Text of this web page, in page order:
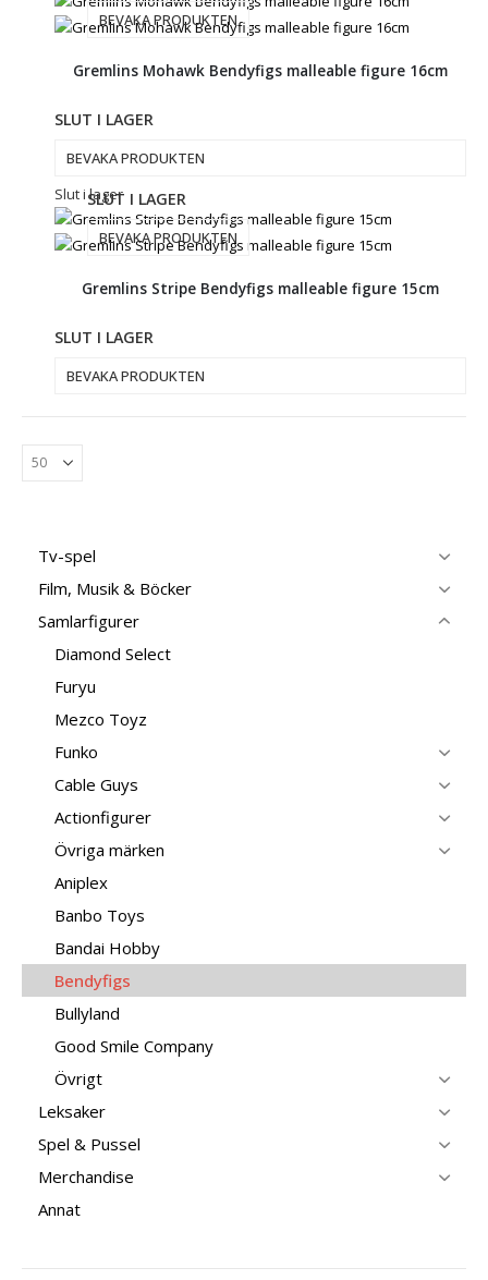
BEVAKA PRODUKTEN
Gremlins Mohawk Bendyfigs malleable figure 16cm
SLUT I LAGER
BEVAKA PRODUKTEN
Slut i lagerSLUT I LAGER
BEVAKA PRODUKTEN
Gremlins Stripe Bendyfigs malleable figure 15cm
SLUT I LAGER
BEVAKA PRODUKTEN
Tv-spel
Film, Musik & Böcker
Samlarfigurer
Diamond Select
Furyu
Mezco Toyz
Funko
Cable Guys
Actionfigurer
Övriga märken
Aniplex
Banbo Toys
Bandai Hobby
Bendyfigs
Bullyland
Good Smile Company
Övrigt
Leksaker
Spel & Pussel
Merchandise
Annat